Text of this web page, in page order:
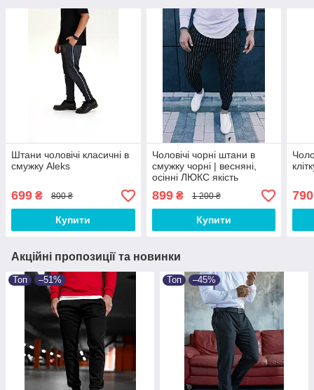
Штани чоловічі класичні в
смужку Aleks
699 ₴ 800 ₴
Купити
Чоловічі чорні штани в
смужку чорні | весняні,
осінні ЛЮКС якість
899₴ 1 200 ₴
Купити
790
Акційні пропозиції та новинки
Топ –51% Топ –45%